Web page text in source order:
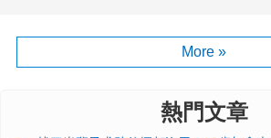
More »
熱門文章